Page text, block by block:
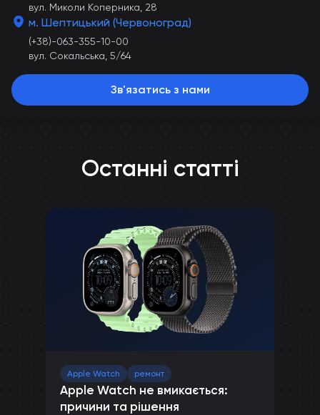
вул. Миколи Коперника, 28
м. Шептицький (Червоноград)
(+38)-063-355-10-00
вул. Сокальська, 5/64
Зв'язатись з нами
Останні статті
Apple Watch ремонт
Apple Watch не вмикається:
причини та рішення